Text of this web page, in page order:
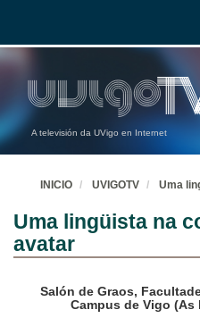
A televisión da UVigo en Internet
INICIO UVIGOTV Uma
Uma lingüista na
avatar
Salón de Graos,
Campus de Vigo (As